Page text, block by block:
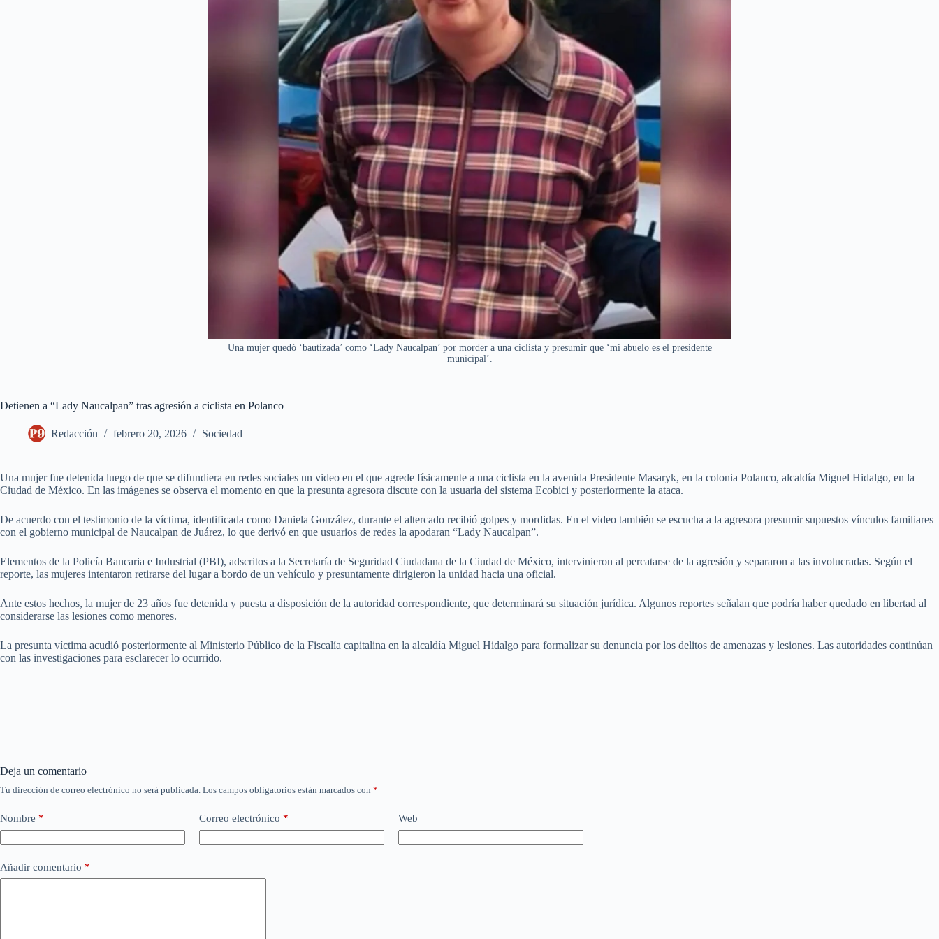
Una mujer quedó ‘bautizada’ como ‘Lady Naucalpan’ por morder a una ciclista y presumir que ‘mi abuelo es el presidente
municipal’.
Detienen a “Lady Naucalpan” tras agresión a ciclista en Polanco
Redacción febrero 20, 2026 Sociedad
Una mujer fue detenida luego de que se difundiera en redes sociales un video en el que agrede físicamente a una ciclista en la avenida Presidente Masaryk, en la colonia Polanco, alcaldía Miguel Hidalgo, en la
Ciudad de México. En las imágenes se observa el momento en que la presunta agresora discute con la usuaria del sistema Ecobici y posteriormente la ataca.
De acuerdo con el testimonio de la víctima, identificada como Daniela González, durante el altercado recibió golpes y mordidas. En el video también se escucha a la agresora presumir supuestos vínculos familiares
con el gobierno municipal de Naucalpan de Juárez, lo que derivó en que usuarios de redes la apodaran “Lady Naucalpan”.
Elementos de la Policía Bancaria e Industrial (PBI), adscritos a la Secretaría de Seguridad Ciudadana de la Ciudad de México, intervinieron al percatarse de la agresión y separaron a las involucradas. Según el
reporte, las mujeres intentaron retirarse del lugar a bordo de un vehículo y presuntamente dirigieron la unidad hacia una oficial.
Ante estos hechos, la mujer de 23 años fue detenida y puesta a disposición de la autoridad correspondiente, que determinará su situación jurídica. Algunos reportes señalan que podría haber quedado en libertad al
considerarse las lesiones como menores.
La presunta víctima acudió posteriormente al Ministerio Público de la Fiscalía capitalina en la alcaldía Miguel Hidalgo para formalizar su denuncia por los delitos de amenazas y lesiones. Las autoridades continúan
con las investigaciones para esclarecer lo ocurrido.
Deja un comentario
Tu dirección de correo electrónico no será publicada. Los campos obligatorios están marcados con *
Nombre * Correo electrónico * Web
Añadir comentario *